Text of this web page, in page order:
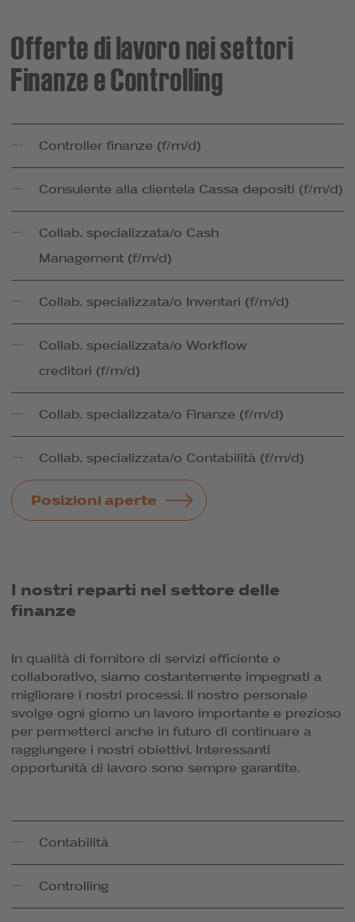
Offerte di lavoro nei settori
Finanze e Controlling
Controller finanze (f/m/d)
Consulente alla clientela Cassa depositi (f/m/d)
Collab. specializzata/o Cash
Management (f/m/d)
Collab. specializzata/o Inventari (f/m/d)
Collab. specializzata/o Workflow
creditori (f/m/d)
Collab. specializzata/o Finanze (f/m/d)
Collab. specializzata/o Contabilità (f/m/d)
Posizioni aperte
I nostri reparti nel settore delle
finanze
In qualità di fornitore di servizi efficiente e
collaborativo, siamo costantemente impegnati a
migliorare i nostri processi. Il nostro personale
svolge ogni giorno un lavoro importante e prezioso
per permetterci anche in futuro di continuare a
raggiungere i nostri obiettivi. Interessanti
opportunità di lavoro sono sempre garantite.
Contabilità
Controlling